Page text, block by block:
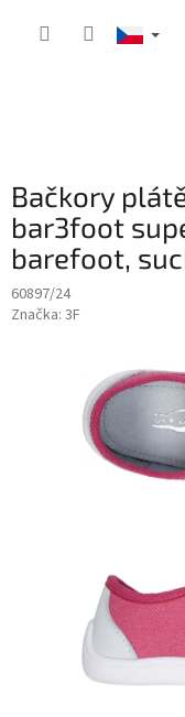
Bačkory
bar3foot
barefoot,
60897/24
Značka: 3F